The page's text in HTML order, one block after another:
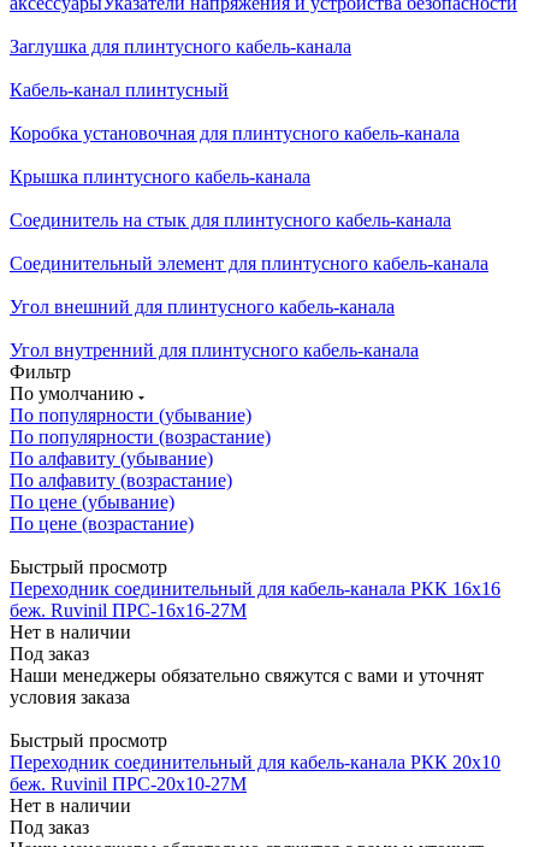
Заглушка для плинтусного кабель-канала
Кабель-канал плинтусный
Коробка установочная для плинтусного кабель-канала
Крышка плинтусного кабель-канала
Соединитель на стык для плинтусного кабель-канала
Соединительный элемент для плинтусного кабель-канала
Угол внешний для плинтусного кабель-канала
Угол внутренний для плинтусного кабель-канала
Фильтр
По умолчанию
По популярности (убывание)
По популярности (возрастание)
По алфавиту (убывание)
По алфавиту (возрастание)
По цене (убывание)
По цене (возрастание)
Быстрый просмотр
Переходник соединительный для кабель-канала РКК 16х16
беж. Ruvinil ПРС-16х16-27М
Нет в наличии
Под заказ
Наши менеджеры обязательно свяжутся с вами и уточнят
условия заказа
Быстрый просмотр
Переходник соединительный для кабель-канала РКК 20х10
беж. Ruvinil ПРС-20х10-27М
Нет в наличии
Под заказ